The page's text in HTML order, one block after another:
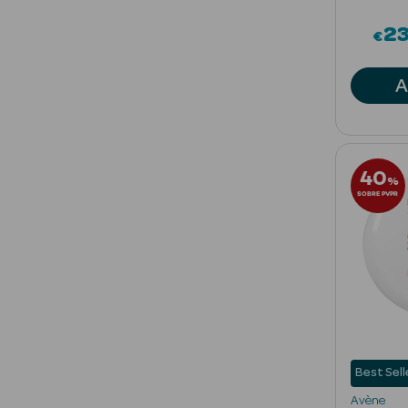
€23
40%
SOBRE PVPR
Best
Avène